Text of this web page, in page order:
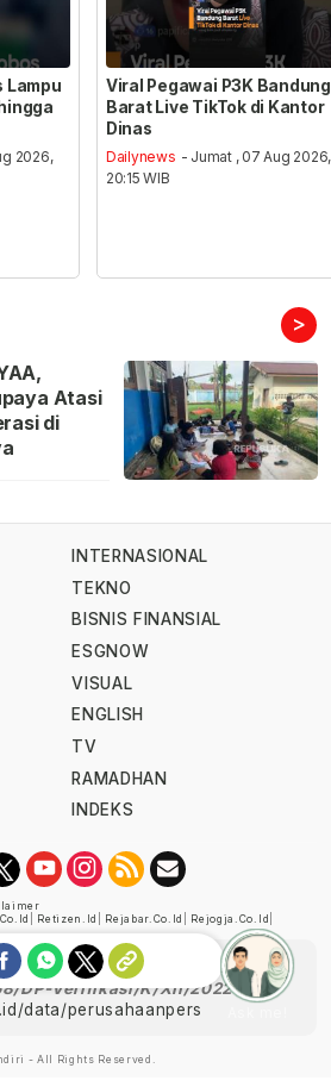
Lampu
2026,
Viral Pegawai P3K Bandung
Barat Live TikTok di Kantor
Dinas
Dailynews - Jumat , 07 Aug 2026,
20:15 WIB
>
Atasi
di
INTERNASIONAL
TEKNO
BISNIS FINANSIAL
ESGNOW
VISUAL
ENGLISH
TV
RAMADHAN
INDEKS
Retizen.id Rejabar.co.id Rejogja.co.id
oleh Dewan Pers
DP-Verifikasi/K/XII/2022
data/perusahaanpers
- All Rights Reserved.